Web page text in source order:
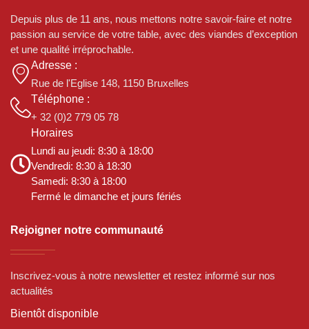
Depuis plus de 11 ans, nous mettons notre savoir-faire et notre
passion au service de votre table, avec des viandes d’exception
et une qualité irréprochable.
Adresse :
Rue de l'Eglise 148, 1150 Bruxelles
Téléphone :
+ 32 (0)2 779 05 78
Horaires
Lundi au jeudi: 8:30 à 18:00
Vendredi: 8:30 à 18:30
Samedi: 8:30 à 18:00
Fermé le dimanche et jours fériés
Rejoigner notre communauté
Inscrivez-vous à notre newsletter et restez informé sur nos
actualités
Bientôt disponible